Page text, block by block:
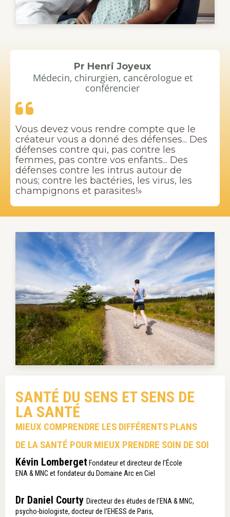
Pr Henri Joyeux
Médecin, chirurgien, cancérologue et
conférencier
Vous devez vous rendre compte que le
créateur vous a donné des défenses... Des
défenses contre qui, pas contre les
femmes, pas contre vos enfants... Des
défenses contre les intrus autour de
nous; contre les bactéries, les virus, les
champignons et parasites!»
SANTÉ DU SENS ET SENS DE
LA SANTÉ
MIEUX COMPRENDRE LES DIFFÉRENTS PLANS
DE LA SANTÉ POUR MIEUX PRENDRE SOIN DE SOI
Kévin Lomberget Fondateur et directeur de l’École
ENA & MNC et fondateur du Domaine Arc en Ciel
Dr Daniel Courty Directeur des études de l’ENA & MNC,
psycho-biologiste, docteur de l’EHESS de Paris,